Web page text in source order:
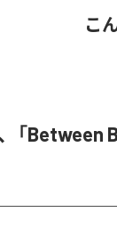
こ
「Between